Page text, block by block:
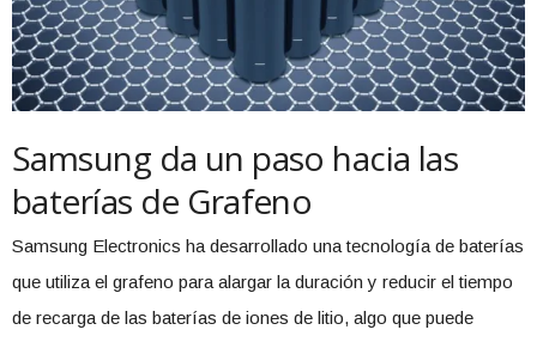
Samsung da un paso hacia las
baterías de Grafeno
Samsung Electronics ha desarrollado una tecnología de baterías
que utiliza el grafeno para alargar la duración y reducir el tiempo
de recarga de las baterías de iones de litio, algo que puede